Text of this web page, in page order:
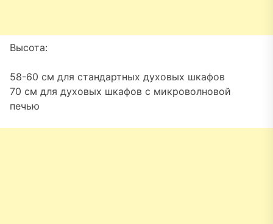
Высота:
58-60 см для стандартных духовых шкафов
70 см для духовых шкафов с микроволновой
печью